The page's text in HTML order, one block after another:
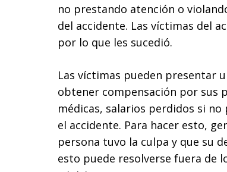
no prestando atención o
del accidente. Las víctimas del
por lo que les sucedió.
Las víctimas pueden presentar
obtener compensación por sus
médicas, salarios perdidos si
el accidente. Para hacer esto,
persona tuvo la culpa y que su
esto puede resolverse fuera de